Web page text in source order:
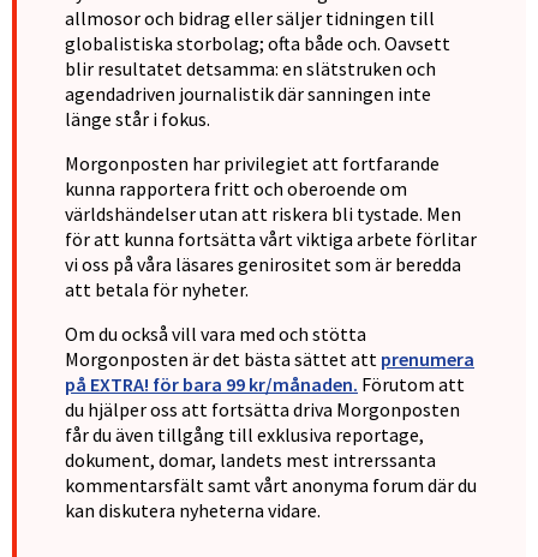
allmosor och bidrag eller säljer tidningen till
globalistiska storbolag; ofta både och. Oavsett
blir resultatet detsamma: en slätstruken och
agendadriven journalistik där sanningen inte
länge står i fokus.
Morgonposten har privilegiet att fortfarande
kunna rapportera fritt och oberoende om
världshändelser utan att riskera bli tystade. Men
för att kunna fortsätta vårt viktiga arbete förlitar
vi oss på våra läsares genirositet som är beredda
att betala för nyheter.
Om du också vill vara med och stötta
Morgonposten är det bästa sättet att prenumera
på EXTRA! för bara 99 kr/månaden. Förutom att
du hjälper oss att fortsätta driva Morgonposten
får du även tillgång till exklusiva reportage,
dokument, domar, landets mest intrerssanta
kommentarsfält samt vårt anonyma forum där du
kan diskutera nyheterna vidare.